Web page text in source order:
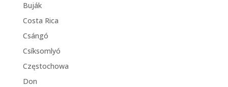
Buják
Costa Rica
Csángó
Csíksomlyó
Częstochowa
Don